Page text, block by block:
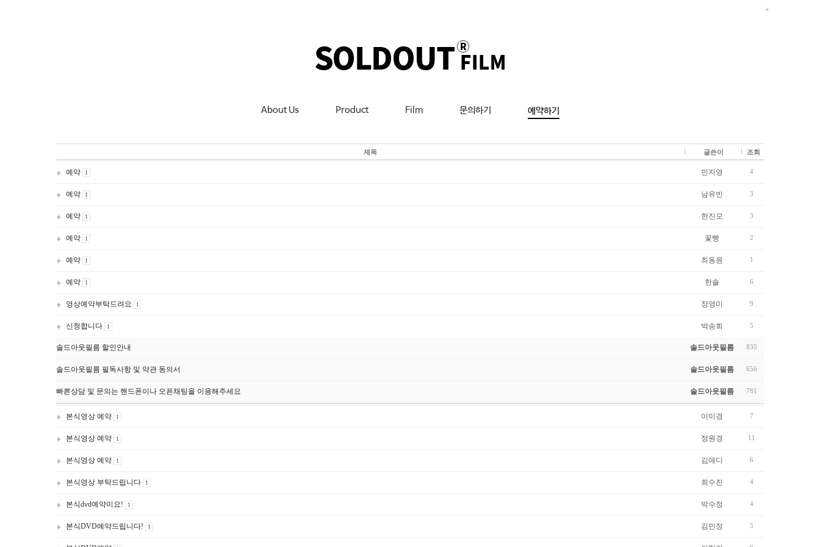
About Us Product Film 문의하기 예약하기
제목 글쓴이 조회
예약 1 민지영 4
예약 1 남유빈 3
예약 1 한진모 3
예약 1 꽃빵 2
예약 1 최동원 1
예약 1 한솔 6
영상예약부탁드려요 1 장영미 9
신청합니다 1 박송희 5
솔드아웃필름 할인안내 솔드아웃필름 835
솔드아웃필름 필독사항 및 약관 동의서 솔드아웃필름 656
빠른상담 및 문의는 핸드폰이나 오픈채팅을 이용해주세요 솔드아웃필름 781
본식영상 예약 1 이미경 7
본식영상 예약 1 정원경 11
본식영상 예약 1 김애디 6
본식영상 부탁드립니다 1 최수진 4
본식dvd예약이요! 1 박수정 4
본식DVD예약드립니다! 1 김민정 5